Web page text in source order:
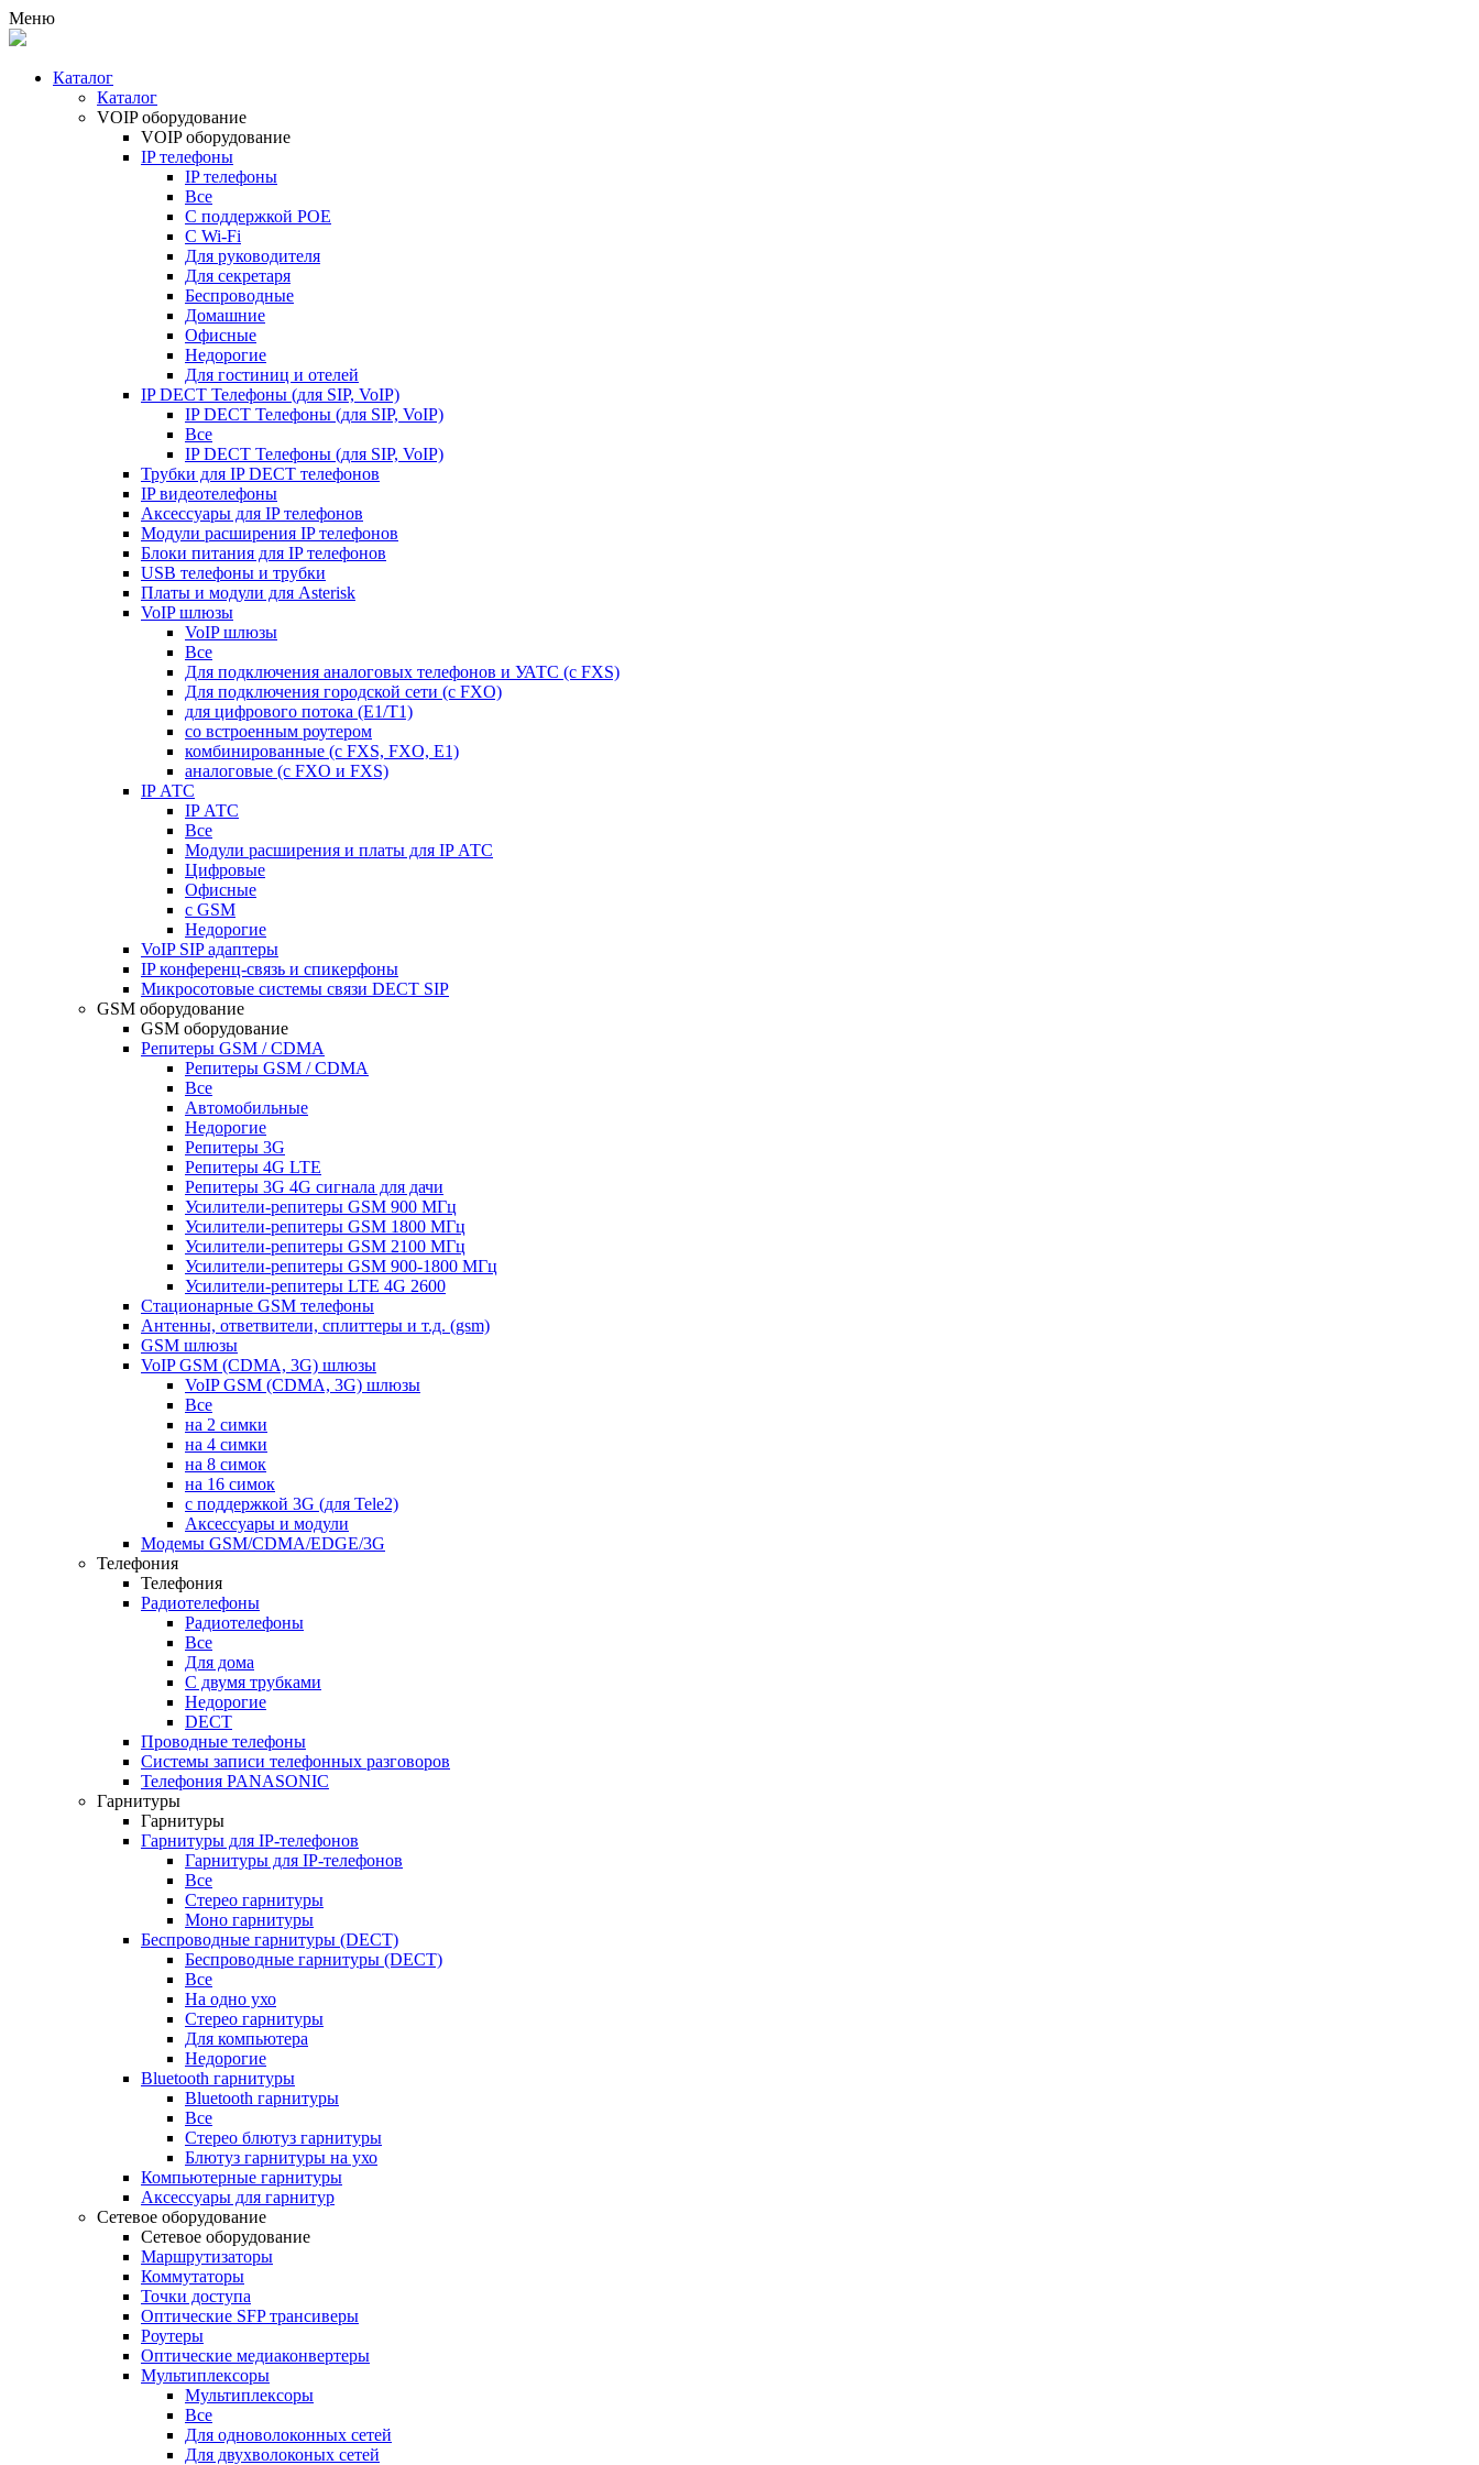
Меню
Каталог
Каталог
VOIP оборудование
VOIP оборудование
IP телефоны
IP телефоны
Все
С поддержкой POE
C Wi-Fi
Для руководителя
Для секретаря
Беспроводные
Домашние
Офисные
Недорогие
Для гостиниц и отелей
IP DECT Телефоны (для SIP, VoIP)
IP DECT Телефоны (для SIP, VoIP)
Все
IP DECT Телефоны (для SIP, VoIP)
Трубки для IP DECT телефонов
IP видеотелефоны
Аксессуары для IP телефонов
Модули расширения IP телефонов
Блоки питания для IP телефонов
USB телефоны и трубки
Платы и модули для Asterisk
VoIP шлюзы
VoIP шлюзы
Все
Для подключения аналоговых телефонов и УАТС (с FXS)
Для подключения городской сети (с FXO)
для цифрового потока (E1/T1)
со встроенным роутером
комбинированные (c FXS, FXO, E1)
аналоговые (с FXO и FXS)
IP АТС
IP АТС
Все
Модули расширения и платы для IP АТС
Цифровые
Офисные
с GSM
Недорогие
VoIP SIP адаптеры
IP конференц-связь и спикерфоны
Микросотовые системы связи DECT SIP
GSM оборудование
GSM оборудование
Репитеры GSM / CDMA
Репитеры GSM / CDMA
Все
Автомобильные
Недорогие
Репитеры 3G
Репитеры 4G LTE
Репитеры 3G 4G сигнала для дачи
Усилители-репитеры GSM 900 МГц
Усилители-репитеры GSM 1800 МГц
Усилители-репитеры GSM 2100 МГц
Усилители-репитеры GSM 900-1800 МГц
Усилители-репитеры LTE 4G 2600
Стационарные GSM телефоны
Антенны, ответвители, сплиттеры и т.д. (gsm)
GSM шлюзы
VoIP GSM (CDMA, 3G) шлюзы
VoIP GSM (CDMA, 3G) шлюзы
Все
на 2 симки
на 4 симки
на 8 симок
на 16 симок
с поддержкой 3G (для Tele2)
Аксессуары и модули
Модемы GSM/CDMA/EDGE/3G
Телефония
Телефония
Радиотелефоны
Радиотелефоны
Все
Для дома
С двумя трубками
Недорогие
DECT
Проводные телефоны
Системы записи телефонных разговоров
Телефония PANASONIC
Гарнитуры
Гарнитуры
Гарнитуры для IP-телефонов
Гарнитуры для IP-телефонов
Все
Стерео гарнитуры
Моно гарнитуры
Беспроводные гарнитуры (DECT)
Беспроводные гарнитуры (DECT)
Все
На одно ухо
Стерео гарнитуры
Для компьютера
Недорогие
Bluetooth гарнитуры
Bluetooth гарнитуры
Все
Стерео блютуз гарнитуры
Блютуз гарнитуры на ухо
Компьютерные гарнитуры
Аксессуары для гарнитур
Сетевое оборудование
Сетевое оборудование
Маршрутизаторы
Коммутаторы
Точки доступа
Оптические SFP трансиверы
Роутеры
Оптические медиаконвертеры
Мультиплексоры
Мультиплексоры
Все
Для одноволоконных сетей
Для двухволоконых сетей